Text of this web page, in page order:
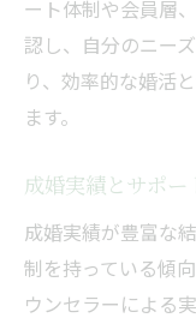
ート体制や会員層
認し、自分のニー
り、効率的な婚活
ます。
成婚実績とサポ
成婚実績が豊富な
制を持っている傾
ウンセラーによる